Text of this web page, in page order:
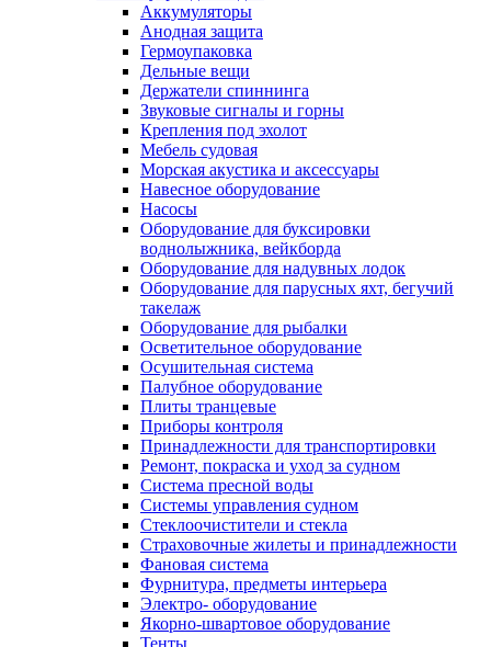
Аккумуляторы
Анодная защита
Гермоупаковка
Дельные вещи
Держатели спиннинга
Звуковые сигналы и горны
Крепления под эхолот
Мебель судовая
Морская акустика и аксессуары
Навесное оборудование
Насосы
Оборудование для буксировки
воднолыжника, вейкборда
Оборудование для надувных лодок
Оборудование для парусных яхт, бегучий
такелаж
Оборудование для рыбалки
Осветительное оборудование
Осушительная система
Палубное оборудование
Плиты транцевые
Приборы контроля
Принадлежности для транспортировки
Ремонт, покраска и уход за судном
Система пресной воды
Системы управления судном
Стеклоочистители и стекла
Страховочные жилеты и принадлежности
Фановая система
Фурнитура, предметы интерьера
Электро- оборудование
Якорно-швартовое оборудование
Тенты